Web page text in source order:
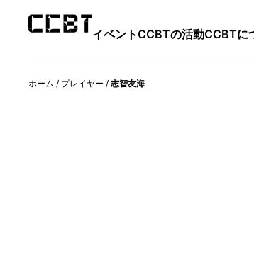
イベントCCBTの活動CCBTに
ホーム / プレイヤー / 志智友海